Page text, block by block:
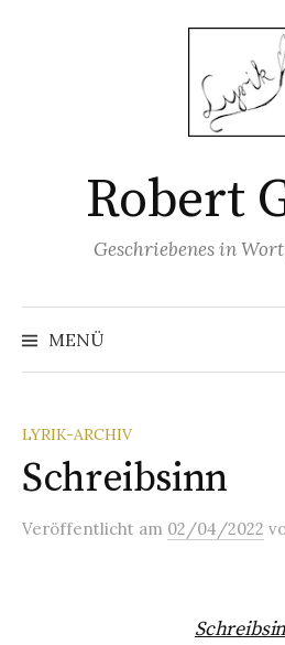
Robert
Geschriebenes in
MENÜ
LYRIK-ARCHIV
Schreibsinn
Veröffentlicht am 02/04/2022